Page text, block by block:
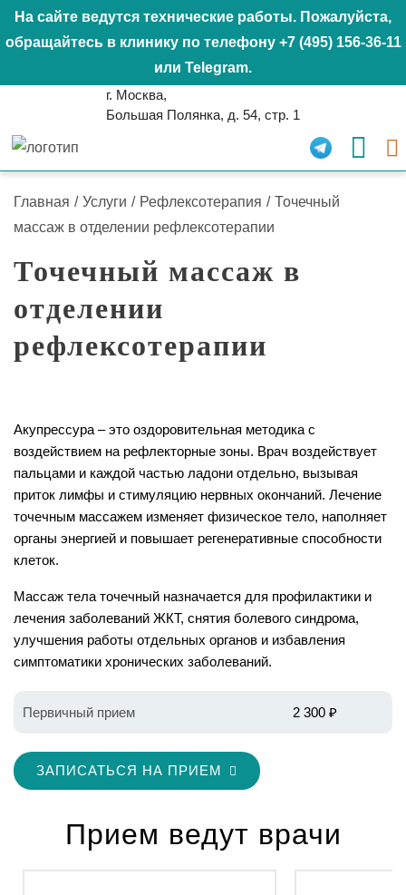
На сайте ведутся технические работы. Пожалуйста,
обращайтесь в клинику по телефону +7 (495) 156-36-11
или Telegram.
г. Москва,
Большая Полянка, д. 54, стр. 1
Главная / Услуги / Рефлексотерапия / Точечный
массаж в отделении рефлексотерапии
Точечный массаж в
отделении
рефлексотерапии
Акупрессура – это оздоровительная методика с
воздействием на рефлекторные зоны. Врач воздействует
пальцами и каждой частью ладони отдельно, вызывая
приток лимфы и стимуляцию нервных окончаний. Лечение
точечным массажем изменяет физическое тело, наполняет
органы энергией и повышает регенеративные способности
клеток.
Массаж тела точечный назначается для профилактики и
лечения заболеваний ЖКТ, снятия болевого синдрома,
улучшения работы отдельных органов и избавления
симптоматики хронических заболеваний.
Первичный прием 2 300 ₽
ЗАПИСАТЬСЯ НА ПРИЕМ
Прием ведут врачи